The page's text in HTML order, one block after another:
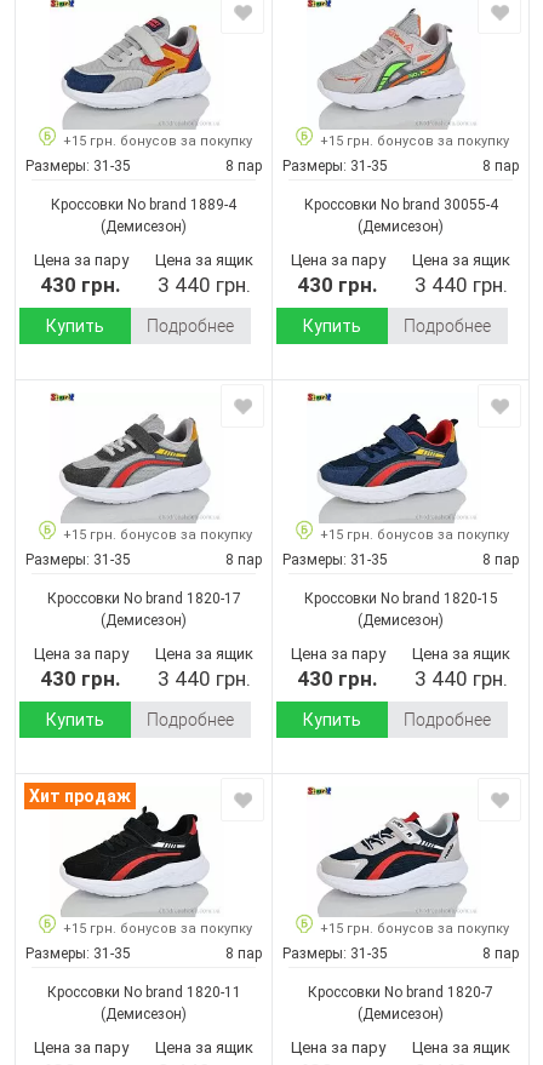
+15 грн. бонусов за покупку
Размеры: 31-35 8 пар
Кроссовки No brand 1889-4
(Демисезон)
Цена за пару
430 грн.
Цена за ящик
3 440 грн.
Купить Подробнее
+15 грн. бонусов за покупку
Размеры: 31-35 8 пар
Кроссовки No brand 30055-4
(Демисезон)
Цена за пару
430 грн.
Цена за ящик
3 440 грн.
Купить Подробнее
+15 грн. бонусов за покупку
Размеры: 31-35 8 пар
Кроссовки No brand 1820-17
(Демисезон)
Цена за пару
430 грн.
Цена за ящик
3 440 грн.
Купить Подробнее
+15 грн. бонусов за покупку
Размеры: 31-35 8 пар
Кроссовки No brand 1820-15
(Демисезон)
Цена за пару
430 грн.
Цена за ящик
3 440 грн.
Купить Подробнее
Хит продаж
+15 грн. бонусов за покупку
Размеры: 31-35 8 пар
Кроссовки No brand 1820-11
(Демисезон)
Цена за пару Цена за ящик
+15 грн. бонусов за покупку
Размеры: 31-35 8 пар
Кроссовки No brand 1820-7
(Демисезон)
Цена за пару Цена за ящик